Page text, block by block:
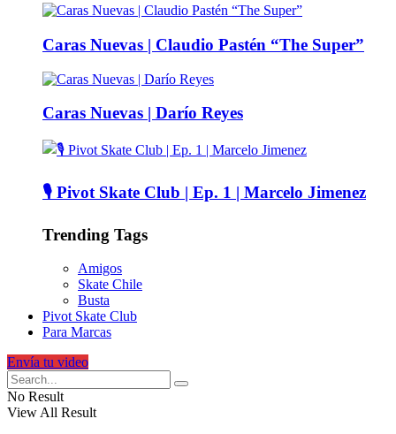
Caras Nuevas | Claudio Pastén “The Super”
Caras Nuevas | Darío Reyes
🎙️ Pivot Skate Club | Ep. 1 | Marcelo Jimenez
Trending Tags
Amigos
Skate Chile
Busta
Pivot Skate Club
Para Marcas
Envía tu video
No Result
View All Result